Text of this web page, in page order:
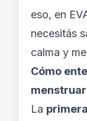
eso, en
necesitás
calma y
Cómo
menstruar
La